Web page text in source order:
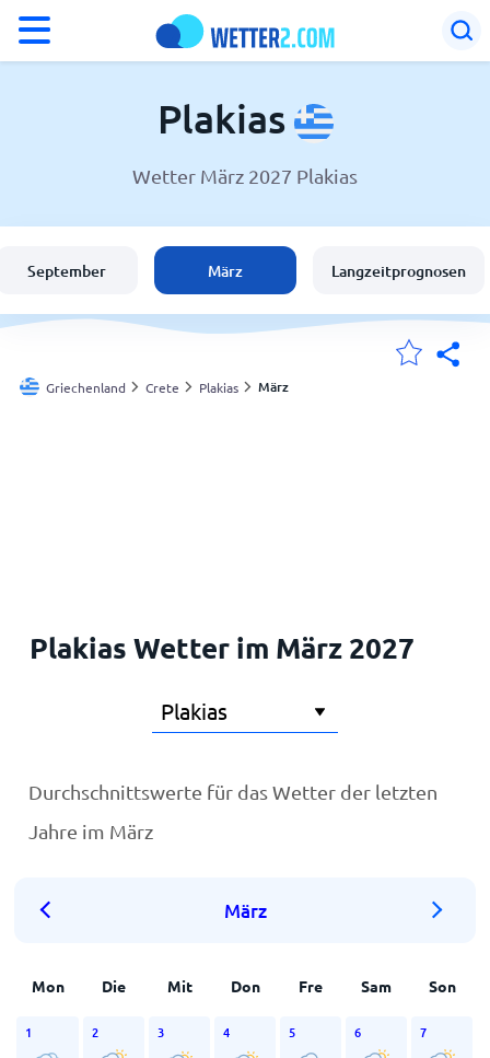
Wetter in Plakias
Schweiz
Deutschland
Plakias
Wetter März 2027 Plakias
September März Langzeitprognosen
Griechenland Crete Plakias März
Plakias Wetter im März 2027
Durchschnittswerte für das Wetter der letzten
Jahre im März
März
Mon Die Mit Don Fre Sam Son
1 2 3 4 5 6 7